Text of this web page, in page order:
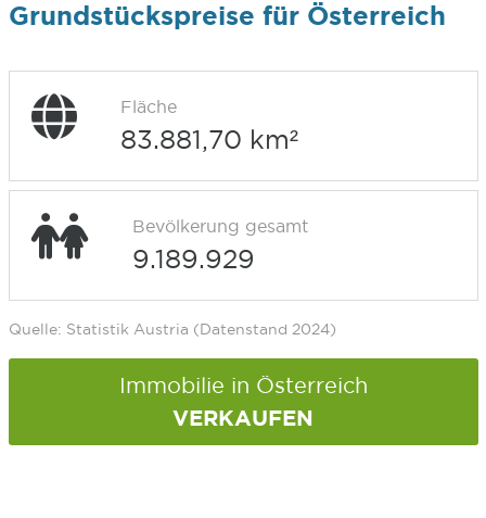
Grundstückspreise für Österreich
Fläche
83.881,70 km²
Bevölkerung gesamt
9.189.929
Quelle: Statistik Austria (Datenstand 2024)
Immobilie in Österreich
VERKAUFEN